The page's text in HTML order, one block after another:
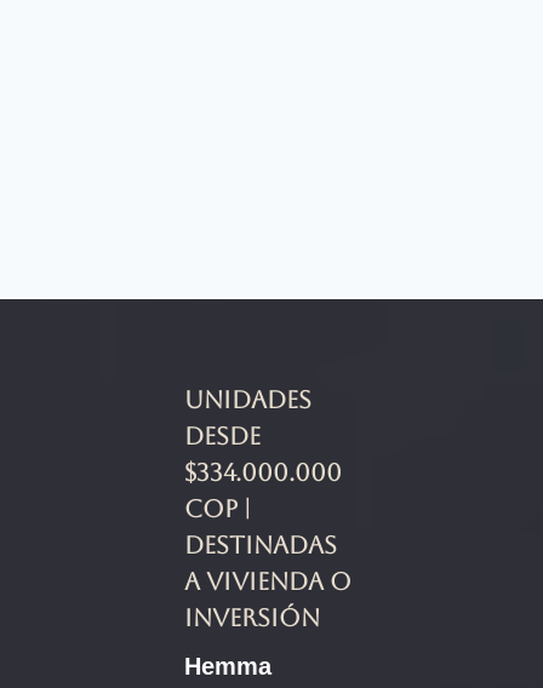
Unidades
desde
$334.000.000
COP |
Destinadas
a vivienda o
inversión
Hemma